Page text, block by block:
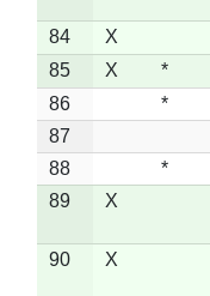
84 X
85
X *
86
*
87
88
*
89
X
90 X